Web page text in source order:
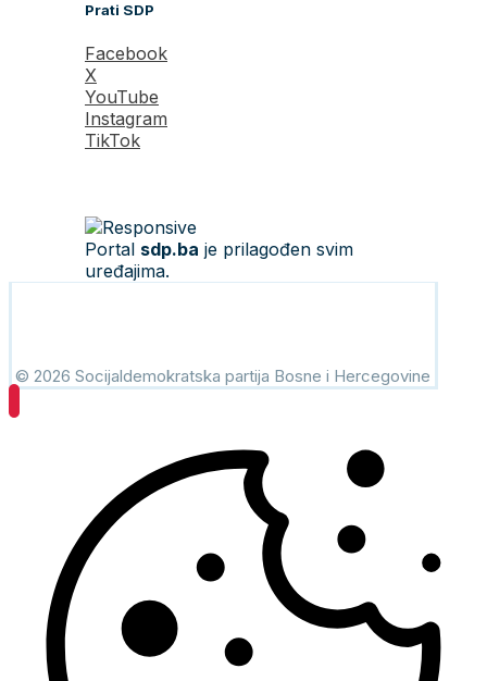
Prati SDP
Facebook
X
YouTube
Instagram
TikTok
Portal sdp.ba je prilagođen svim
uređajima.
© 2026 Socijaldemokratska partija Bosne i Hercegovine